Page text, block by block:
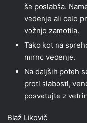
še poslabša.
vedenje ali celo
vožnjo zamotila.
Tako kot na
mirno vedenje.
Na daljših poteh
proti slabosti,
posvetujte z
Blaž Likovič